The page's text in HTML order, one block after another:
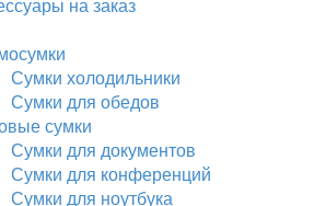
Сумки холодильники
Сумки для обедов
сумки
Сумки для документов
Сумки для конференций
Сумки для ноутбука